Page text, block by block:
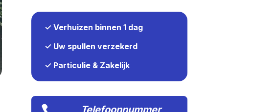
✓ Verhuizen binnen 1 dag
✓ Uw spullen verzekerd
✓ Particulie & Zakelijk
Telefoonnummer